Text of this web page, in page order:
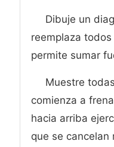
Dibuje un
reemplaza
permite sumar
Muestre
comienza a
hacia arriba
que se